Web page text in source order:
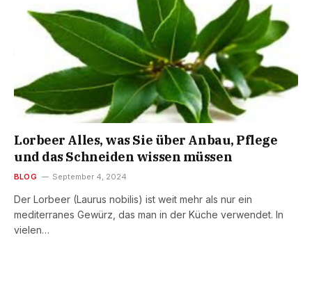
Lorbeer Alles, was Sie über Anbau, Pflege
und das Schneiden wissen müssen
BLOG September 4, 2024
Der Lorbeer (Laurus nobilis) ist weit mehr als nur ein
mediterranes Gewürz, das man in der Küche verwendet. In
vielen…